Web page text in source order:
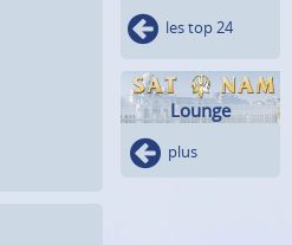
les top 24
Lounge
plus